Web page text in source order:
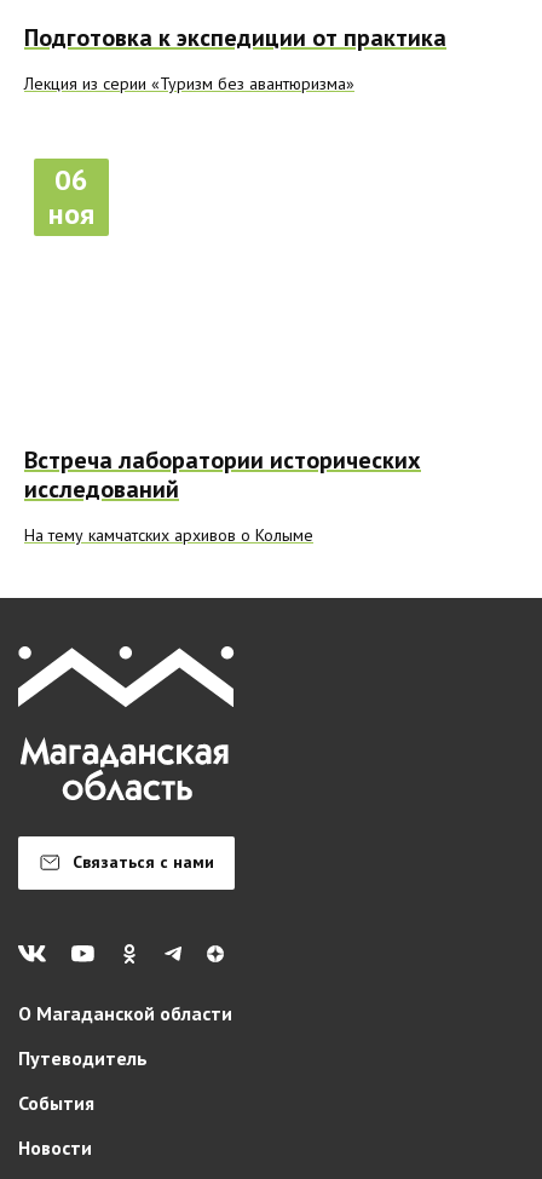
Подготовка к экспедиции от практика
Лекция из серии «Туризм без авантюризма»
06
ноя
Встреча лаборатории исторических
исследований
На тему камчатских архивов о Колыме
Связаться с нами
О Магаданской области
Путеводитель
События
Новости